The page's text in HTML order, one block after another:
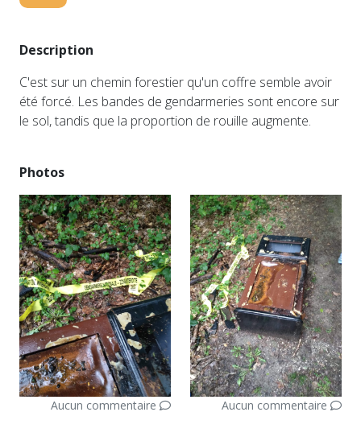
Description
C'est sur un chemin forestier qu'un coffre semble avoir
été forcé. Les bandes de gendarmeries sont encore sur
le sol, tandis que la proportion de rouille augmente.
Photos
Aucun commentaire Aucun commentaire